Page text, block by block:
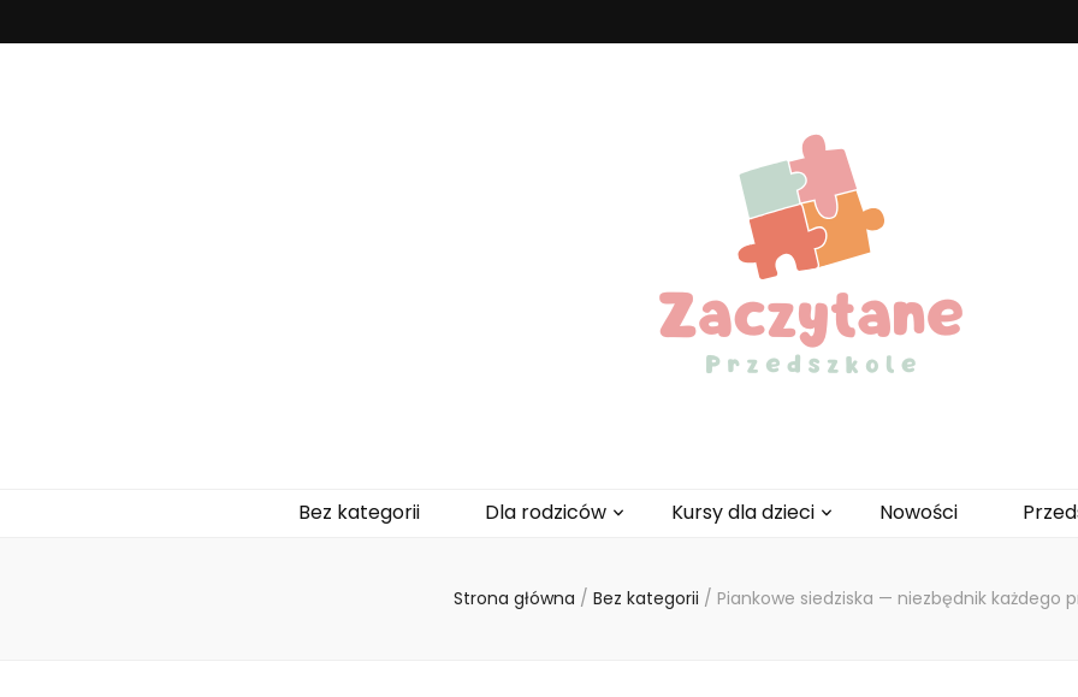
Bez kategorii Dla rodziców Kursy dla dzieci Nowości
Strona główna / Bez kategorii / Piankowe siedziska — niezbędnik każdego